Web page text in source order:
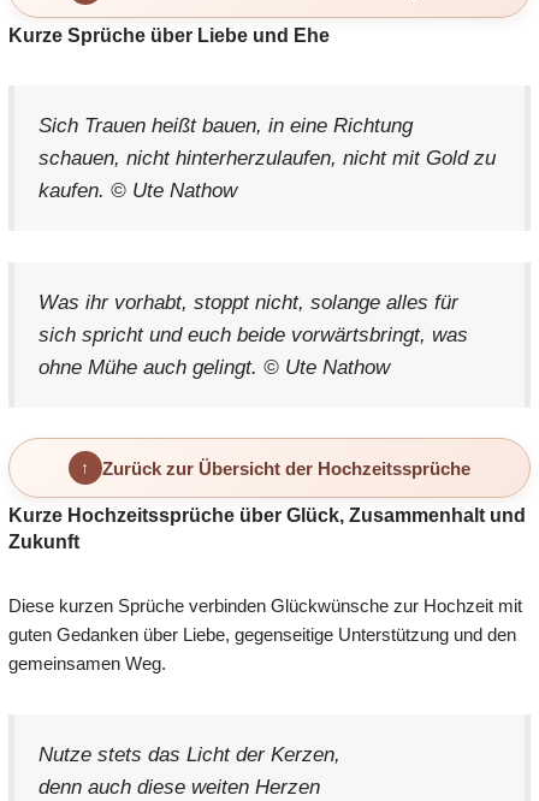
Kurze Sprüche über Liebe und Ehe
Sich Trauen heißt bauen, in eine Richtung
schauen, nicht hinterherzulaufen, nicht mit Gold zu
kaufen. © Ute Nathow
Was ihr vorhabt, stoppt nicht, solange alles für
sich spricht und euch beide vorwärtsbringt, was
ohne Mühe auch gelingt. © Ute Nathow
Zurück zur Übersicht der Hochzeitssprüche
Kurze Hochzeitssprüche über Glück, Zusammenhalt und
Zukunft
Diese kurzen Sprüche verbinden Glückwünsche zur Hochzeit mit
guten Gedanken über Liebe, gegenseitige Unterstützung und den
gemeinsamen Weg.
Nutze stets das Licht der Kerzen,
denn auch diese weiten Herzen